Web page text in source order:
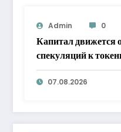
Admin 0
Капитал движется
спекуляций к
RWA
07.08.2026